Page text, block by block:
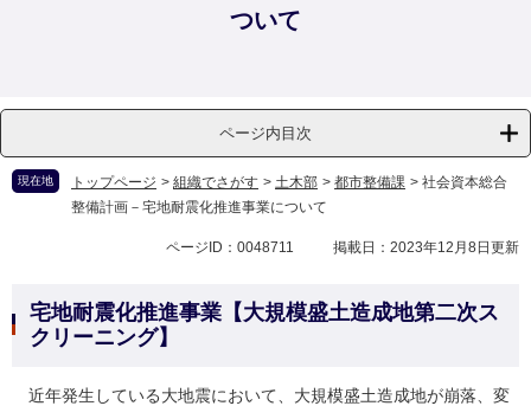
ついて
ページ内目次
現在地 トップページ > 組織でさがす > 土木部 > 都市整備課 > 社会資本総合
整備計画－宅地耐震化推進事業について
ページID：0048711 掲載日：2023年12月8日更新
宅地耐震化推進事業【大規模盛土造成地第二次ス
クリーニング】
近年発生している大地震において、大規模盛土造成地が崩落、変